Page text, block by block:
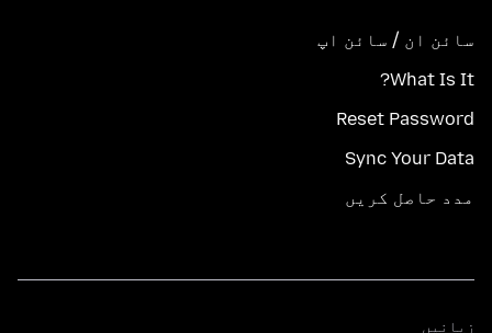
سائن ان / سائن اپ
What Is It?
Reset Password
Sync Your Data
مدد حاصل کریں
زبانیں